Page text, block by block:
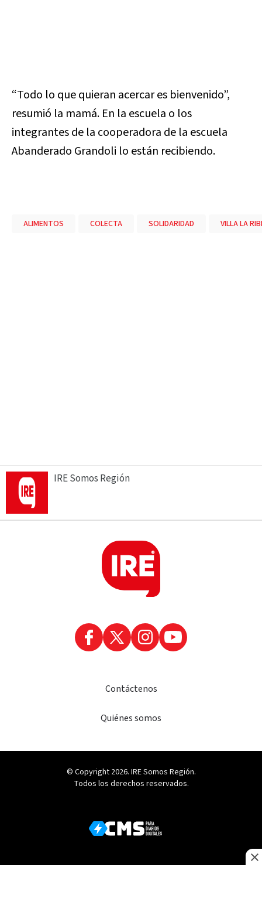
“Todo lo que quieran acercar es bienvenido”,
resumió la mamá. En la escuela o los
integrantes de la cooperadora de la escuela
Abanderado Grandoli lo están recibiendo.
ALIMENTOS COLECTA SOLIDARIDAD VILLA LA
IRE Somos Región
Contáctenos
Quiénes somos
© Copyright 2026. IRE Somos Región.
Todos los derechos reservados.